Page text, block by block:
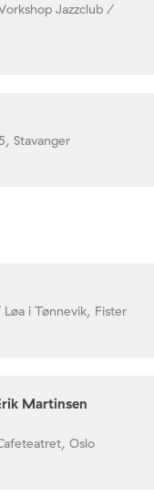
Jazzclub /
Stavanger
i Tønnevik, Fister
Martinsen
Oslo